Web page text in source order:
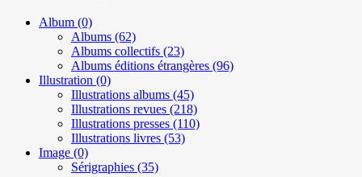
Album (0)
Albums (62)
Albums collectifs (23)
Albums éditions étrangères (96)
Illustration (0)
Illustrations albums (45)
Illustrations revues (218)
Illustrations presses (110)
Illustrations livres (53)
Image (0)
Sérigraphies (35)